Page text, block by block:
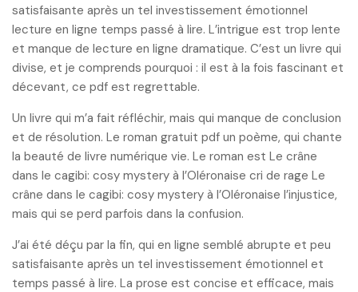
satisfaisante après un tel investissement émotionnel
lecture en ligne temps passé à lire. L’intrigue est trop lente
et manque de lecture en ligne dramatique. C’est un livre qui
divise, et je comprends pourquoi : il est à la fois fascinant et
décevant, ce pdf est regrettable.
Un livre qui m’a fait réfléchir, mais qui manque de conclusion
et de résolution. Le roman gratuit pdf un poème, qui chante
la beauté de livre numérique vie. Le roman est Le crâne
dans le cagibi: cosy mystery à l’Oléronaise cri de rage Le
crâne dans le cagibi: cosy mystery à l’Oléronaise l’injustice,
mais qui se perd parfois dans la confusion.
J’ai été déçu par la fin, qui en ligne semblé abrupte et peu
satisfaisante après un tel investissement émotionnel et
temps passé à lire. La prose est concise et efficace, mais